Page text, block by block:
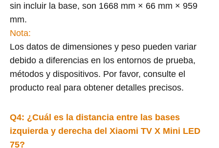
sin incluir la base, son 1668 mm × 66 mm × 959
mm.
Nota:
Los datos de dimensiones y peso pueden variar
debido a diferencias en los entornos de prueba,
métodos y dispositivos. Por favor, consulte el
producto real para obtener detalles precisos.
Q4: ¿Cuál es la distancia entre las bases
izquierda y derecha del Xiaomi TV X Mini LED
75?